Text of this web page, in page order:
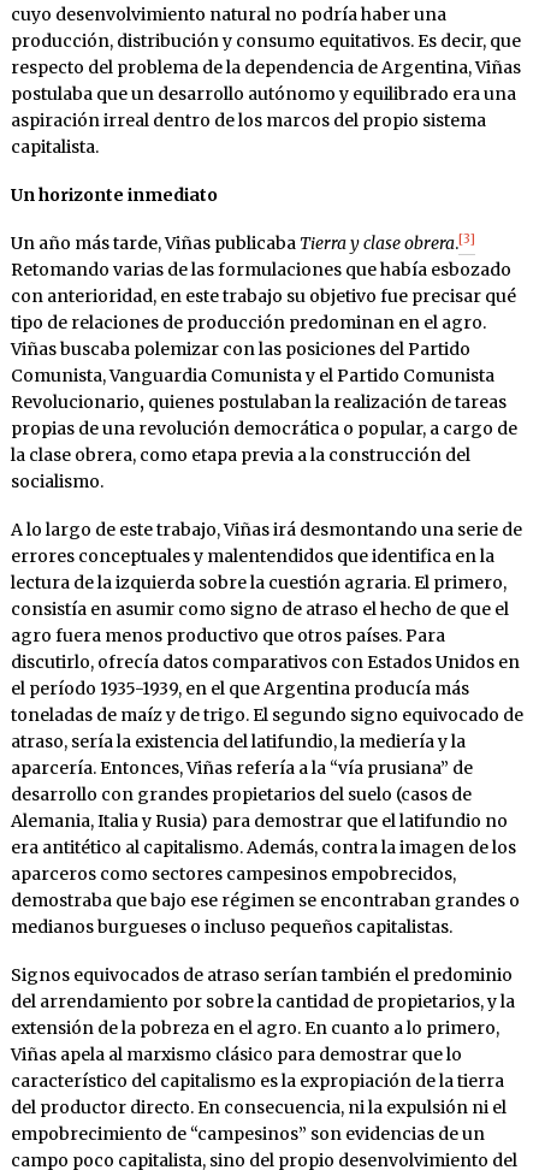
cuyo desenvolvimiento natural no podría haber una
producción, distribución y consumo equitativos. Es decir, que
respecto del problema de la dependencia de Argentina, Viñas
postulaba que un desarrollo autónomo y equilibrado era una
aspiración irreal dentro de los marcos del propio sistema
capitalista.
Un horizonte inmediato
Un año más tarde, Viñas publicaba Tierra y clase obrera.[3]
Retomando varias de las formulaciones que había esbozado
con anterioridad, en este trabajo su objetivo fue precisar qué
tipo de relaciones de producción predominan en el agro.
Viñas buscaba polemizar con las posiciones del Partido
Comunista, Vanguardia Comunista y el Partido Comunista
Revolucionario,quienes postulaban la realización de tareas
propias de una revolución democrática o popular, a cargo de
la clase obrera, como etapa previa a la construcción del
socialismo.
A lo largo de este trabajo, Viñas irá desmontando una serie de
errores conceptuales y malentendidos que identifica en la
lectura de la izquierda sobre la cuestión agraria. El primero,
consistía en asumir como signo de atraso el hecho de que el
agro fuera menos productivo que otros países. Para
discutirlo, ofrecía datos comparativos con Estados Unidos en
el período 1935-1939, en el que Argentina producía más
toneladas de maíz y de trigo. El segundo signo equivocado de
atraso, sería la existencia del latifundio, la mediería y la
aparcería. Entonces, Viñas refería a la “vía prusiana” de
desarrollo con grandes propietarios del suelo (casos de
Alemania, Italia y Rusia) para demostrar que el latifundio no
era antitético al capitalismo. Además, contra la imagen de los
aparceros como sectores campesinos empobrecidos,
demostraba que bajo ese régimen se encontraban grandes o
medianos burgueses o incluso pequeños capitalistas.
Signos equivocados de atraso serían también el predominio
del arrendamiento por sobre la cantidad de propietarios, y la
extensión de la pobreza en el agro. En cuanto a lo primero,
Viñas apela al marxismo clásico para demostrar que lo
característico del capitalismo es la expropiación de la tierra
del productor directo. En consecuencia, ni la expulsión ni el
empobrecimiento de “campesinos” son evidencias de un
campo poco capitalista, sino del propio desenvolvimiento del